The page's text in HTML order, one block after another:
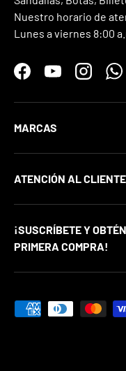
Nuestro horario de
Lunes a viernes 8:00
FacebookYouTubeInstagram
MARCAS
ATENCIÓN AL CLIENTE
¡SUSCRÍBETE Y
PRIMERA COMPRA!
Formas de pago